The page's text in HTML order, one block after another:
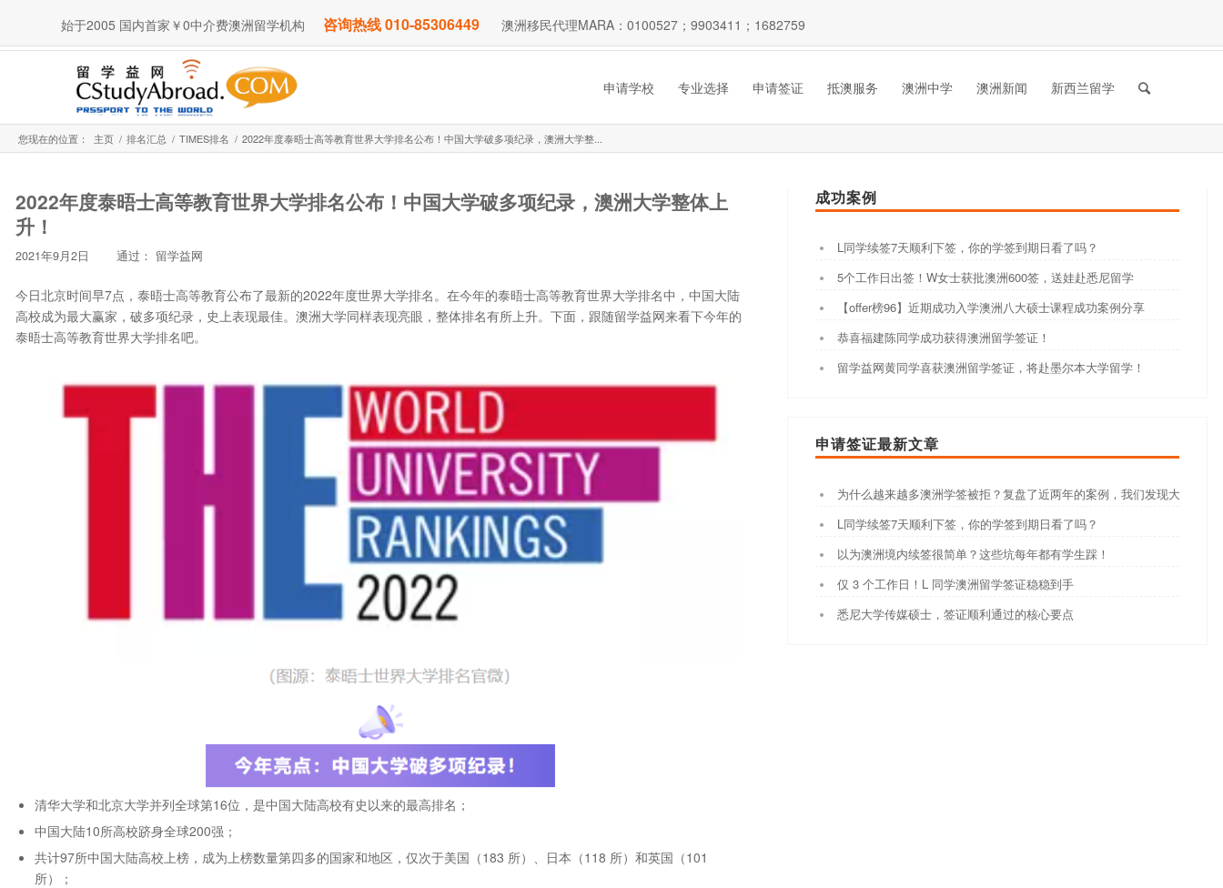
始于2005 国内首家￥0中介费澳洲留学机构 咨询热线 010-85306449 澳洲移民代理MARA：0100527；9903411；1682759
申请学校 专业选择 申请签证 抵澳服务 澳洲中学 澳洲新闻 新西兰留学
您现在的位置： 主页 / 排名汇总 / TIMES排名 / 2022年度泰晤士高等教育世界大学排名公布！中国大学破多项纪录，澳洲大学整...
2022年度泰晤士高等教育世界大学排名公布！中国大学破多项纪录，澳洲大学整体上
升！
2021年9月2日 通过： 留学益网
今日北京时间早7点，泰晤士高等教育公布了最新的2022年度世界大学排名。在今年的泰晤士高等教育世界大学排名中，中国大陆
高校成为最大赢家，破多项纪录，史上表现最佳。澳洲大学同样表现亮眼，整体排名有所上升。下面，跟随留学益网来看下今年的
泰晤士高等教育世界大学排名吧。
清华大学和北京大学并列全球第16位，是中国大陆高校有史以来的最高排名；
中国大陆10所高校跻身全球200强；
共计97所中国大陆高校上榜，成为上榜数量第四多的国家和地区，仅次于美国（183 所）、日本（118 所）和英国（101
所）；
成功案例
L同学续签7天顺利下签，你的学签到期日看了吗？
5个工作日出签！W女士获批澳洲600签，送娃赴悉尼留学
【offer榜96】近期成功入学澳洲八大硕士课程成功案例分享
恭喜福建陈同学成功获得澳洲留学签证！
留学益网黄同学喜获澳洲留学签证，将赴墨尔本大学留学！
申请签证最新文章
为什么越来越多澳洲学签被拒？复盘了近两年的案例，我们发现大家都踩
L同学续签7天顺利下签，你的学签到期日看了吗？
以为澳洲境内续签很简单？这些坑每年都有学生踩！
仅 3 个工作日！L 同学澳洲留学签证稳稳到手
悉尼大学传媒硕士，签证顺利通过的核心要点